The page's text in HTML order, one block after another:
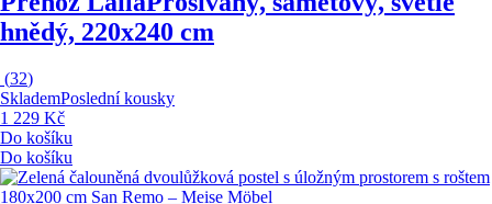
hnědý, 220x240 cm
(32)
SklademPoslední kousky
1 229 Kč
Do košíku
Do košíku